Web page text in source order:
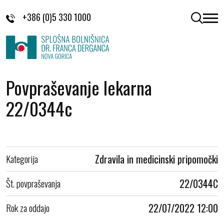
+386 (0)5 330 1000 odpri
Povpraševanje lekarna
22/0344c
Kategorija Zdravila in medicinski pripomočki
Št. povpraševanja 22/0344C
Rok za oddajo 22/07/2022 12:00